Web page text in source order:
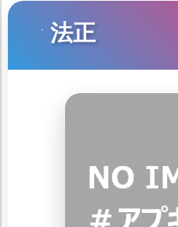
法正